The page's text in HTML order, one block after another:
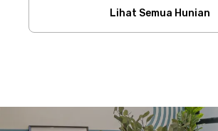
Lihat Semua Hunian